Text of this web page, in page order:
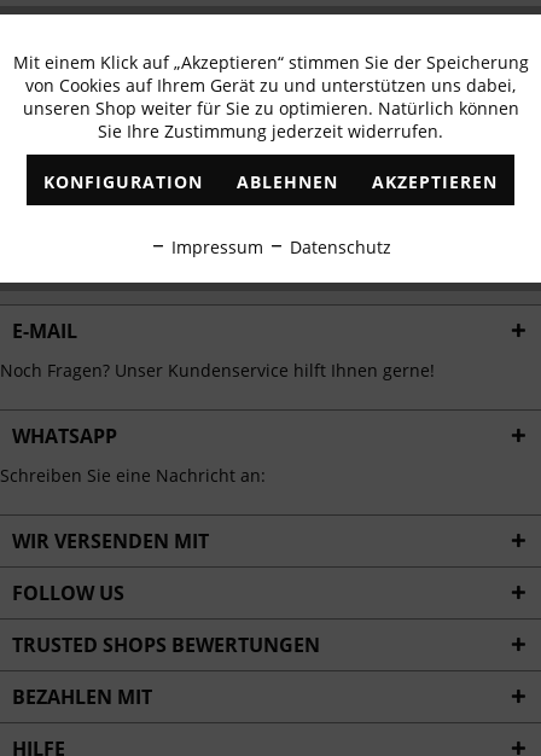
erhalten
✓ Exklusive Angebote ✓ Die aktuellsten Trends
E-MAIL
Noch Fragen? Unser Kundenservice hilft Ihnen gerne!
WHATSAPP
Schreiben Sie eine Nachricht an:
WIR VERSENDEN MIT
FOLLOW US
TRUSTED SHOPS BEWERTUNGEN
BEZAHLEN MIT
HILFE
Funktionale Aktiv
Marketing Inaktiv
Tracking Inaktiv
Personalisierung Inaktiv
Service
Mit einem Klick auf „Akzeptieren“ stimmen Sie der Speicherung
von Cookies auf Ihrem Gerät zu und unterstützen uns dabei,
unseren Shop weiter für Sie zu optimieren. Natürlich können
Sie Ihre Zustimmung jederzeit widerrufen.
KONFIGURATION ABLEHNEN AKZEPTIEREN
Impressum Datenschutz